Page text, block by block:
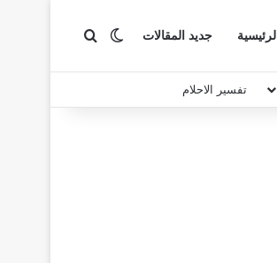
الرئيسية جديد المقالات الوضع المظلم
بحث عن
تفسير الاحلام